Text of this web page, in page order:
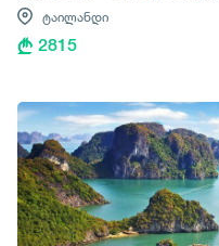
ტაილანდი
2815